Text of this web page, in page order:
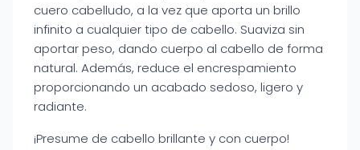
cuero cabelludo, a la vez que aporta un brillo
infinito a cualquier tipo de cabello. Suaviza sin
aportar peso, dando cuerpo al cabello de forma
natural. Además, reduce el encrespamiento
proporcionando un acabado sedoso, ligero y
radiante.
¡Presume de cabello brillante y con cuerpo!